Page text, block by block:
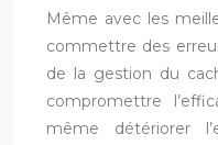
Même avec les
commettre des
de la gestion du
compromettre
même détériorer